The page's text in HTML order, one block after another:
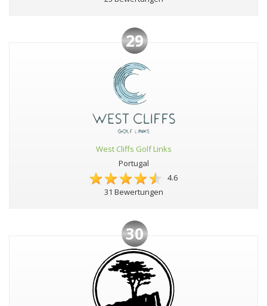
29
West Cliffs Golf Links
Portugal
4.6
31 Bewertungen
30